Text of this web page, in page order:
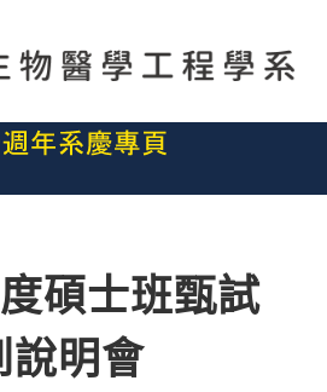
碩士班甄試
說明會